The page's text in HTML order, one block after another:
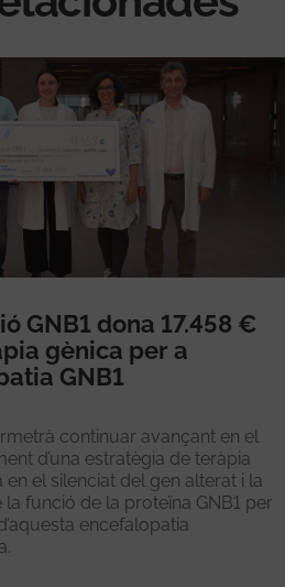
GNB1 dona 17.458 €
gènica per a
GNB1
continuar avançant en el
d’una estratègia de teràpia
en el silenciat del gen alterat i la
funció de la proteïna GNB1 per
encefalopatia